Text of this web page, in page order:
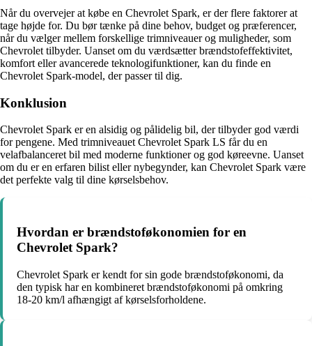
Når du overvejer at købe en Chevrolet Spark, er der flere faktorer at
tage højde for. Du bør tænke på dine behov, budget og præferencer,
når du vælger mellem forskellige trimniveauer og muligheder, som
Chevrolet tilbyder. Uanset om du værdsætter brændstofeffektivitet,
komfort eller avancerede teknologifunktioner, kan du finde en
Chevrolet Spark-model, der passer til dig.
Konklusion
Chevrolet Spark er en alsidig og pålidelig bil, der tilbyder god værdi
for pengene. Med trimniveauet Chevrolet Spark LS får du en
velafbalanceret bil med moderne funktioner og god køreevne. Uanset
om du er en erfaren bilist eller nybegynder, kan Chevrolet Spark være
det perfekte valg til dine kørselsbehov.
Hvordan er brændstoføkonomien for en
Chevrolet Spark?
Chevrolet Spark er kendt for sin gode brændstoføkonomi, da
den typisk har en kombineret brændstoføkonomi på omkring
18-20 km/l afhængigt af kørselsforholdene.